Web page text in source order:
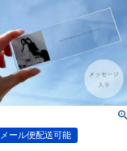
メール便配送可能